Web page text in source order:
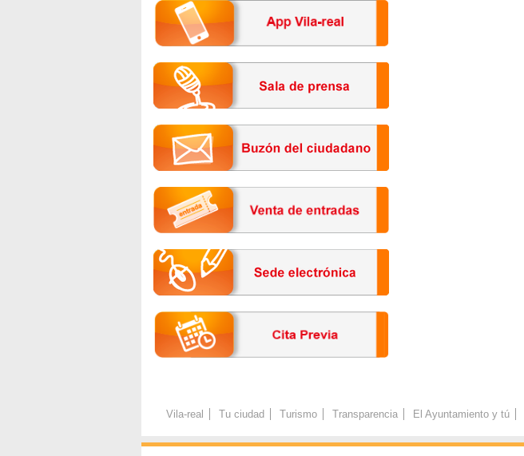
Vila-real Tu ciudad Turismo Transparencia El Ayuntamiento y tú